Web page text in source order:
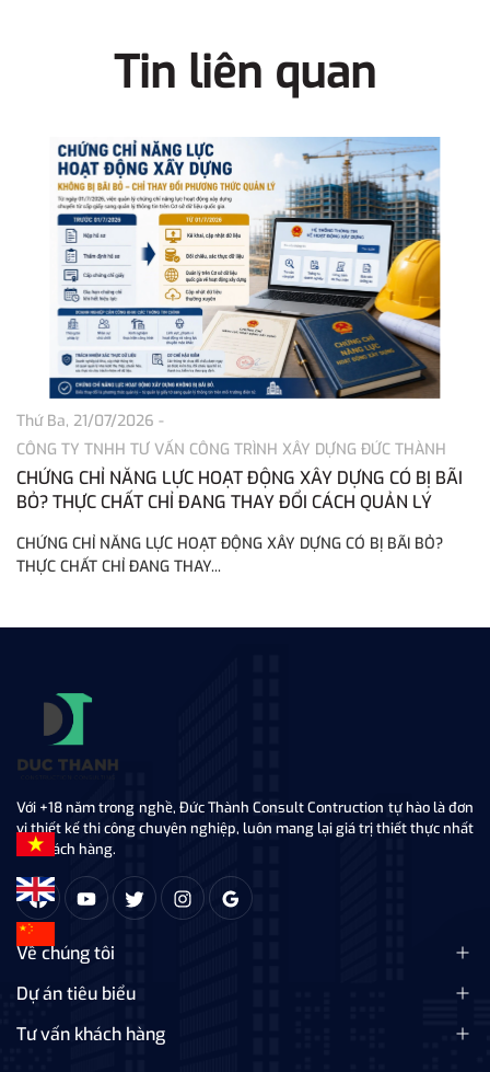
Tin liên quan
Thứ Ba, 21/07/2026 -
CÔNG TY TNHH TƯ VẤN CÔNG TRÌNH XÂY DỰNG ĐỨC THÀNH
CHỨNG CHỈ NĂNG LỰC HOẠT ĐỘNG XÂY DỰNG CÓ BỊ BÃI
BỎ? THỰC CHẤT CHỈ ĐANG THAY ĐỔI CÁCH QUẢN LÝ
CHỨNG CHỈ NĂNG LỰC HOẠT ĐỘNG XÂY DỰNG CÓ BỊ BÃI BỎ?
THỰC CHẤT CHỈ ĐANG THAY...
Với +18 năm trong nghề, Đức Thành Consult Contruction tự hào là đơn
vị thiết kế thi công chuyên nghiệp, luôn mang lại giá trị thiết thực nhất
tới khách hàng.
Về chúng tôi
Dự án tiêu biểu
Tư vấn khách hàng